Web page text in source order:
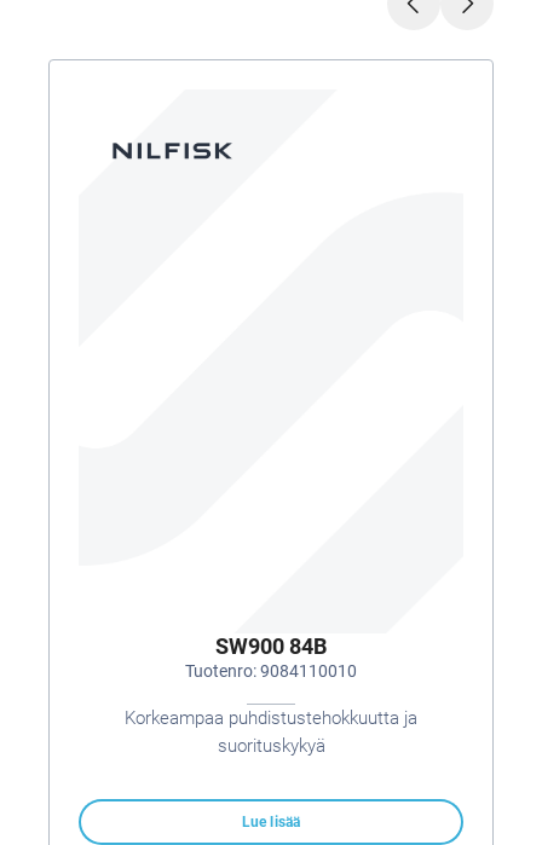
SW900 84B
Tuotenro: 9084110010
Korkeampaa puhdistustehokkuutta ja
suorituskykyä
Lue lisää